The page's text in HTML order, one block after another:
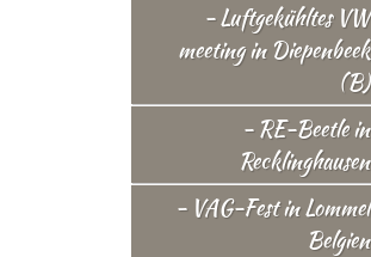
- Luftgekühltes VW
meeting in Diepenbeek
(B)
- RE-Beetle in
Recklinghausen
- VAG-Fest in Lommel
Belgien